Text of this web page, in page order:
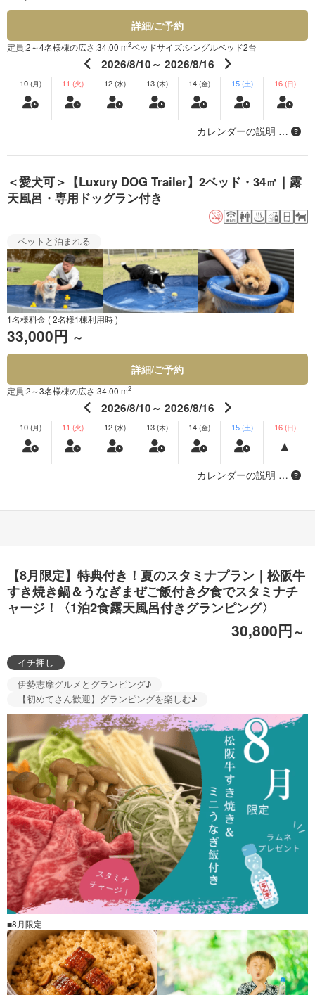
詳細/ご予約
定員:2～4名様棟の広さ:34.00 m2ベッドサイズ:シングルベッド2台
2026/8/10～ 2026/8/16
10 (月) 11 (火) 12 (水) 13 (木) 14 (金) 15 (土) 16 (日)
カレンダーの説明 …
＜愛犬可＞【Luxury DOG Trailer】2ベッド・34㎡｜露
天風呂・専用ドッグラン付き
ペットと泊まれる
1名様料金 ( 2名様1棟利用時 )
33,000円 ～
詳細/ご予約
定員:2～3名様棟の広さ:34.00 m2
2026/8/10～ 2026/8/16
10 (月) 11 (火) 12 (水) 13 (木) 14 (金) 15 (土) 16 (日)
カレンダーの説明 …
【8月限定】特典付き！夏のスタミナプラン｜松阪牛
すき焼き鍋＆うなぎまぜご飯付き夕食でスタミナチ
ャージ！〈1泊2食露天風呂付きグランピング〉
30,800円～
イチ押し
伊勢志摩グルメとグランピング♪
【初めてさん歓迎】グランピングを楽しむ♪
■8月限定